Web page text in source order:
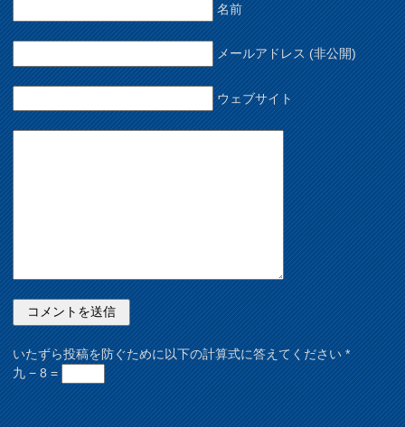
名前
メールアドレス (非公開)
ウェブサイト
いたずら投稿を防ぐために以下の計算式に答えてください*
九 − 8 =